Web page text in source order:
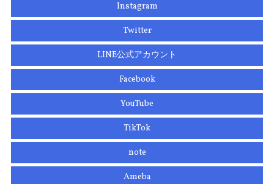
Instagram
Twitter
LINE公式アカウント
Facebook
YouTube
TikTok
note
Ameba